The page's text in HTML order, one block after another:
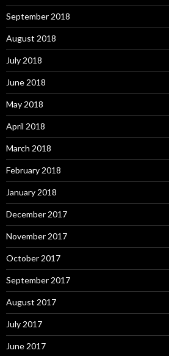
September 2018
August 2018
July 2018
June 2018
May 2018
April 2018
March 2018
February 2018
January 2018
December 2017
November 2017
October 2017
September 2017
August 2017
July 2017
June 2017